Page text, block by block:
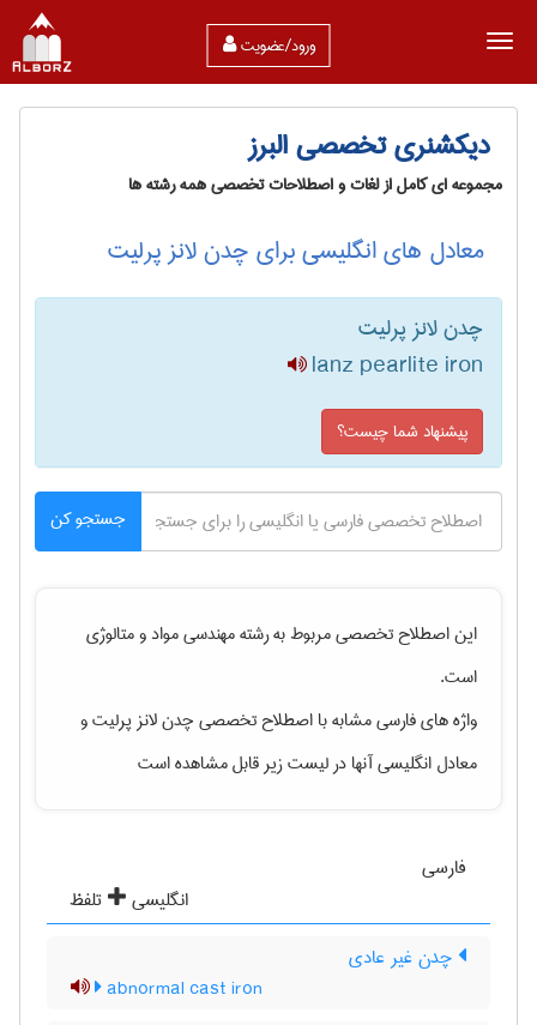
ورود/عضویت
دیکشنری تخصصی البرز
مجموعه ای کامل از لغات و اصطلاحات تخصصی همه رشته ها
معادل های انگلیسی برای چدن لانز پرلیت
چدن لانز پرلیت
lanz pearlite iron
پیشنهاد شما چیست؟
جستجو کن
این اصطلاح تخصصی مربوط به رشتهمهندسی مواد و متالوژی
است.
واژه های فارسی مشابه با اصطلاح تخصصیچدن لانز پرلیتو
معادل انگلیسی آنها در لیست زیر قابل مشاهده است
فارسی
انگلیسی
تلفظ
چدن غیر عادی
abnormal cast iron